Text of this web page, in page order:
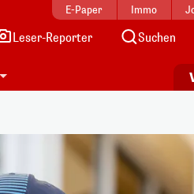
E-Paper Immo
Leser-Reporter Suchen